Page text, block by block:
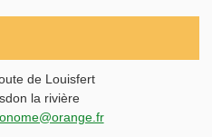
de Louisfert
la rivière